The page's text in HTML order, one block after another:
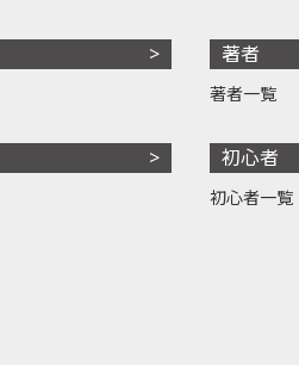
著者
著者一覧
初心者
初心者一覧